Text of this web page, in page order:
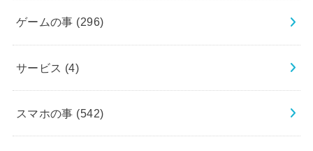
ゲームの事 (296)
サービス (4)
スマホの事 (542)